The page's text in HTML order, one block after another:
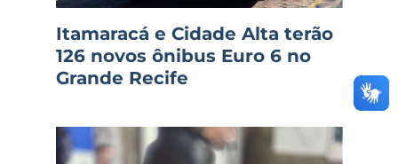
Itamaracá e Cidade Alta terão
126 novos ônibus Euro 6 no
Grande Recife